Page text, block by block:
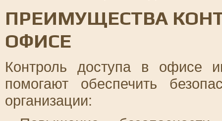
ПРЕИМУЩЕСТВА
ОФИСЕ
Контроль доступа в офисе
помогают обеспечить
организации: